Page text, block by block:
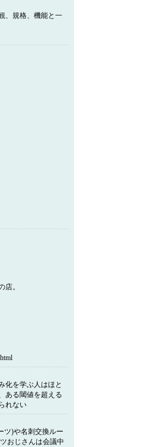
、規格、機能と一
店。
化を学ぶ人はほと
ある閾値を超える
れない
ツ)や名刺交換ルー
おじさんは会議中